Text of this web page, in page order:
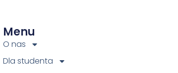
Menu
O nas
Dla studenta